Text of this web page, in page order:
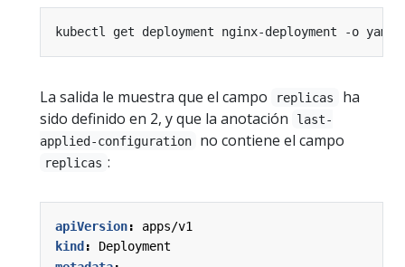
La salida le muestra que el campo replicas
ha
sido definido en 2, y que la anotación
last-
applied-configuration
no contiene el campo
replicas :
apiVersion:
apps/v1
kind :
Deployment